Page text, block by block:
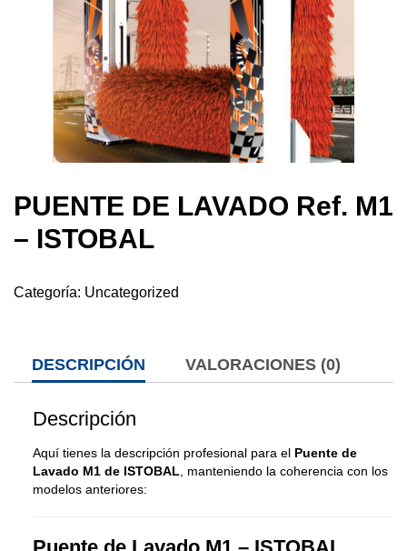
PUENTE DE LAVADO Ref. M1
– ISTOBAL
Categoría: Uncategorized
DESCRIPCIÓN VALORACIONES (0)
Descripción
Aquí tienes la descripción profesional para el Puente de
Lavado M1 de ISTOBAL , manteniendo la coherencia con los
modelos anteriores: